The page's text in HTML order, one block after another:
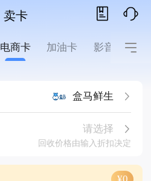
卖卡
电商卡 加油卡 影音阅读
盒马鲜生
请选择
回收价格由输入折扣决定